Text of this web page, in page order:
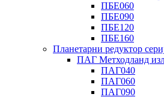
ПБЕ060
ПБЕ090
ПБЕ120
ПБЕ160
Планетарни редуктор
ПАГ Метходланд
ПАГ040
ПАГ060
ПАГ090